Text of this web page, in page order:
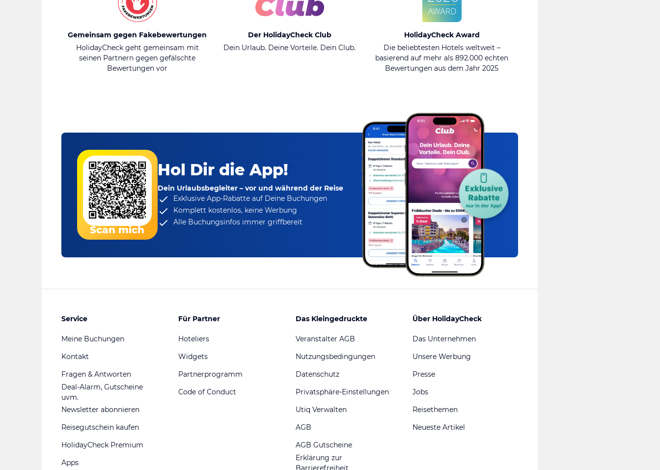
Gemeinsam gegen Fakebewertungen
HolidayCheck geht gemeinsam mit
seinen Partnern gegen gefälschte
Bewertungen vor
Der HolidayCheck Club
Dein Urlaub. Deine Vorteile. Dein Club.
HolidayCheck Award
Die beliebtesten Hotels weltweit –
basierend auf mehr als 892.000 echten
Bewertungen aus dem Jahr 2025
Scan mich
Hol Dir die App!
Dein Urlaubsbegleiter – vor und während der Reise
Exklusive App-Rabatteauf Deine Buchungen
Komplett kostenlos, keine Werbung
Alle Buchungsinfos immer griffbereit
Service
Meine Buchungen
Kontakt
Fragen & Antworten
Deal-Alarm, Gutscheine
uvm.
Newsletter abonnieren
Reisegutschein kaufen
HolidayCheck Premium
Apps
Für Partner
Hoteliers
Widgets
Partnerprogramm
Code of Conduct
Das Kleingedruckte
Veranstalter AGB
Nutzungsbedingungen
Datenschutz
Privatsphäre-Einstellungen
Utiq Verwalten
AGB
AGB Gutscheine
Erklärung zur
Barrierefreiheit
Über HolidayCheck
Das Unternehmen
Unsere Werbung
Presse
Jobs
Reisethemen
Neueste Artikel